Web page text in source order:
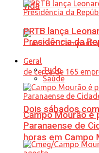
vida
Dois sábados
horas em Campo
PRTB lança
Presidência da
Geral
Tudo
Saúde
Campo Mourão é
Paranaense de